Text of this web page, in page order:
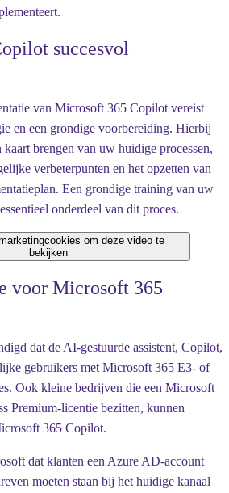
succesvol
van Microsoft 365 Copilot vereist
en een grondige voorbereiding. Hierbij
brengen van uw huidige processen,
verbeterpunten en het opzetten van
Een grondige training van uw
onderdeel van dit proces.
om deze video te
bekijken
voor Microsoft 365
dat de AI-gestuurde assistent, Copilot,
gebruikers met Microsoft 365 E3- of
Ook kleine bedrijven die een Microsoft
Premium-licentie bezitten, kunnen
365 Copilot.
dat klanten een Azure AD-account
moeten staan bij het huidige kanaal